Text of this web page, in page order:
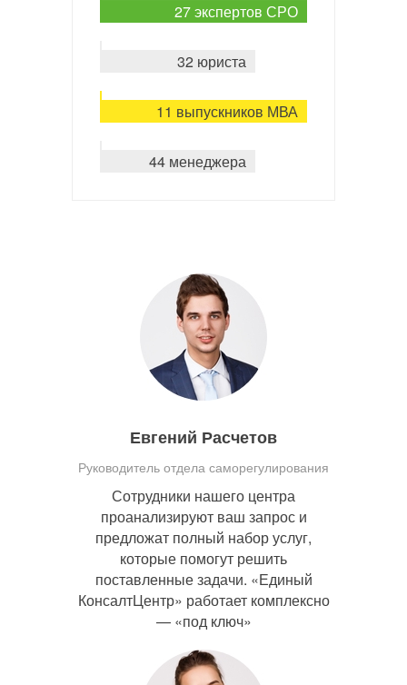
27 экспертов СРО
32 юриста
11 выпускников МВА
44 менеджера
Евгений Расчетов
Руководитель отдела саморегулирования
Сотрудники нашего центра
проанализируют ваш запрос и
предложат полный набор услуг,
которые помогут решить
поставленные задачи. «Единый
КонсалтЦентр» работает комплексно
— «под ключ»